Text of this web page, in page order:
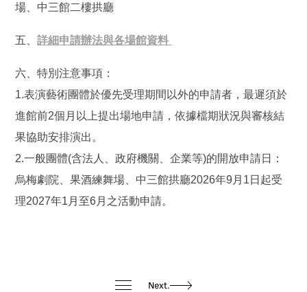
場、中三館二樓拱廳
五、詳細申請辦法與各場館資料
六、特別注意事項：
1.表演藝術團體於優先受理期間以外的申請者，最遲須於
進館前2個月以上提出場地申請，依據檔期狀況與審核結
果協助安排演出。
2.一般團體(含法人、政府機關、企業等)的開放申請日：
烏梅劇院、果酒練舞場、中三館拱廳2026年9月1日起受
理2027年1月至6月之活動申請。
Next.